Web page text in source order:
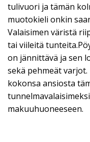
tulivuori ja tämän
muotokieli onkin
Valaisimen väristä
tai viileitä
on jännittävä ja sen
sekä pehmeät
kokonsa ansiosta
makuuhuoneeseen.